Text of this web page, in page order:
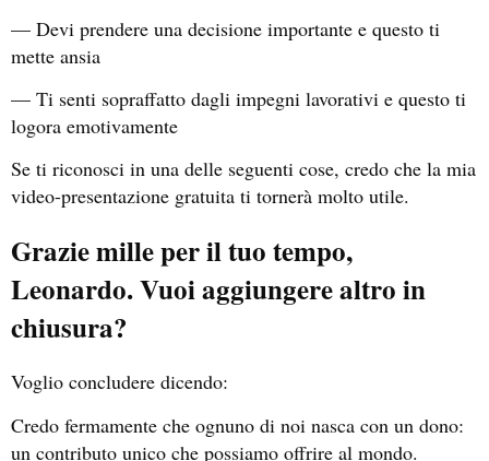
— Devi prendere una decisione importante e questo ti
mette ansia
— Ti senti sopraffatto dagli impegni lavorativi e questo ti
logora emotivamente
Se ti riconosci in una delle seguenti cose, credo che la mia
video-presentazione gratuita ti tornerà molto utile.
Grazie mille per il tuo tempo,
Leonardo. Vuoi aggiungere altro in
chiusura?
Voglio concludere dicendo:
Credo fermamente che ognuno di noi nasca con un dono:
un contributo unico che possiamo offrire al mondo.